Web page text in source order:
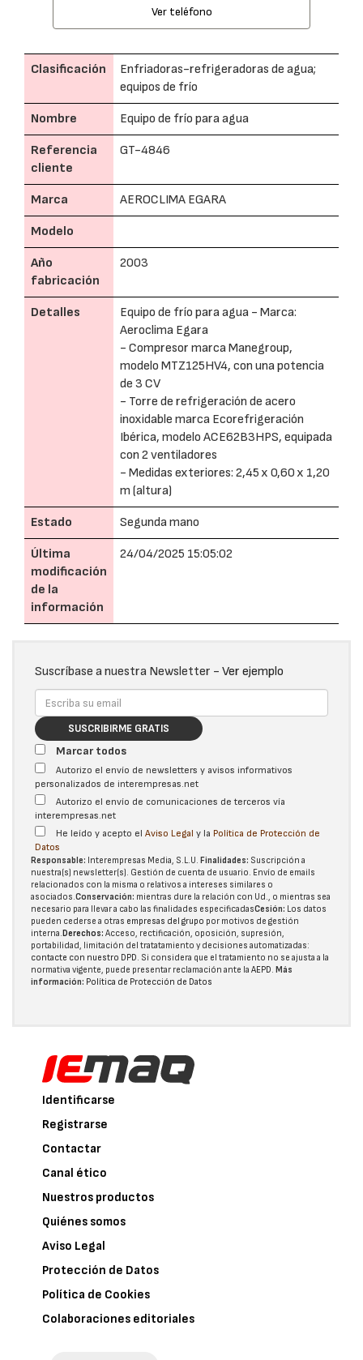
Ver teléfono
Clasificación
Enfriadoras-refrigeradoras de agua;
equipos de frío
Nombre Equipo de frío para agua
Referencia
cliente
GT-4846
Marca AEROCLIMA EGARA
Modelo
Año
fabricación
2003
Detalles
Equipo de frío para agua - Marca:
Aeroclima Egara
- Compresor marca Manegroup,
modelo MTZ125HV4, con una potencia
de 3 CV
- Torre de refrigeración de acero
inoxidable marca Ecorefrigeración
Ibérica, modelo ACE62B3HPS, equipada
con 2 ventiladores
- Medidas exteriores: 2,45 x 0,60 x 1,20
m (altura)
Estado Segunda mano
Última
modificación
de la
información
24/04/2025 15:05:02
Suscríbase a nuestra Newsletter - Ver ejemplo
SUSCRIBIRME GRATIS
Marcar todos
Autorizo el envío de newsletters y avisos informativos
personalizados de interempresas.net
Autorizo el envío de comunicaciones de terceros vía
interempresas.net
He leído y acepto el Aviso Legal y la Política de Protección de
Datos
Responsable: Interempresas Media, S.L.U. Finalidades: Suscripción a
nuestra(s) newsletter(s). Gestión de cuenta de usuario. Envío de emails
relacionados con la misma o relativos a intereses similares o
asociados.Conservación: mientras dure la relación con Ud., o mientras sea
necesario para llevar a cabo las finalidades especificadasCesión: Los datos
pueden cederse a otras empresas del grupo por motivos de gestión
interna.Derechos: Acceso, rectificación, oposición, supresión,
portabilidad, limitación del tratatamiento y decisiones automatizadas:
contacte con nuestro DPD. Si considera que el tratamiento no se ajusta a la
normativa vigente, puede presentar reclamación ante la AEPD. Más
información: Política de Protección de Datos
Identificarse
Registrarse
Contactar
Canal ético
Nuestros productos
Quiénes somos
Aviso Legal
Protección de Datos
Política de Cookies
Colaboraciones editoriales